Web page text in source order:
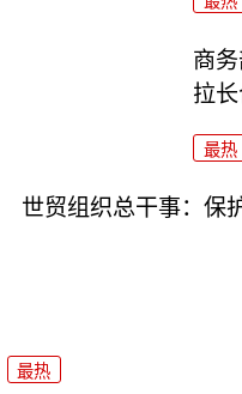
商
拉
最热
世贸组织总干事：保
最热